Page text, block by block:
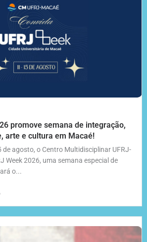
promove semana de integração,
arte e cultura em Macaé!
de agosto, o Centro Multidisciplinar UFRJ-
Week 2026, uma semana especial de
o...